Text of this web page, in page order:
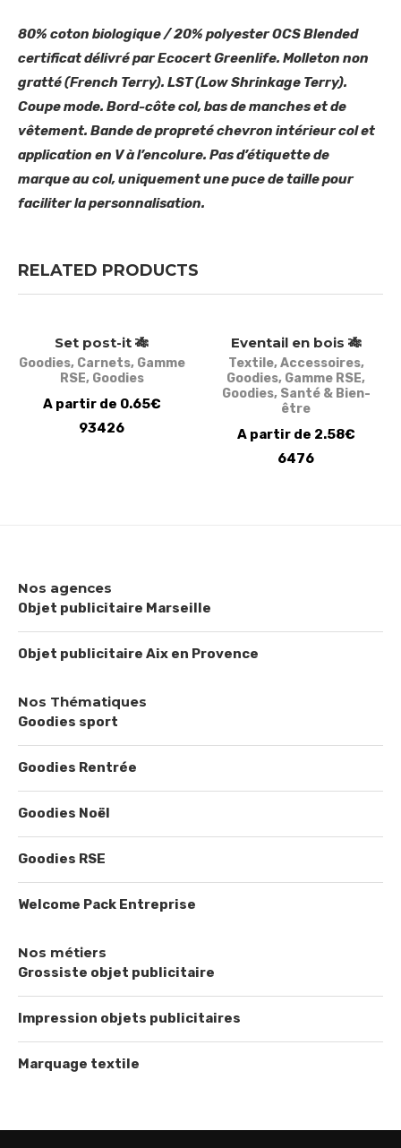
80% coton biologique / 20% polyester OCS Blended
certificat délivré par Ecocert Greenlife. Molleton non
gratté (French Terry). LST (Low Shrinkage Terry).
Coupe mode. Bord-côte col, bas de manches et de
vêtement. Bande de propreté chevron intérieur col et
application en V à l’encolure. Pas d’étiquette de
marque au col, uniquement une puce de taille pour
faciliter la personnalisation.
RELATED PRODUCTS
Set post-it 🎋
Goodies, Carnets, Gamme
RSE, Goodies
A partir de 0.65€
93426
Eventail en bois 🎋
Textile,Accessoires,
Goodies, Gamme RSE,
Goodies, Santé & Bien-
être
A partir de 2.58€
6476
Nos agences
Objet publicitaire Marseille
Objet publicitaire Aix en Provence
Nos Thématiques
Goodies sport
Goodies Rentrée
Goodies Noël
Goodies RSE
Welcome Pack Entreprise
Nos métiers
Grossiste objet publicitaire
Impression objets publicitaires
Marquage textile